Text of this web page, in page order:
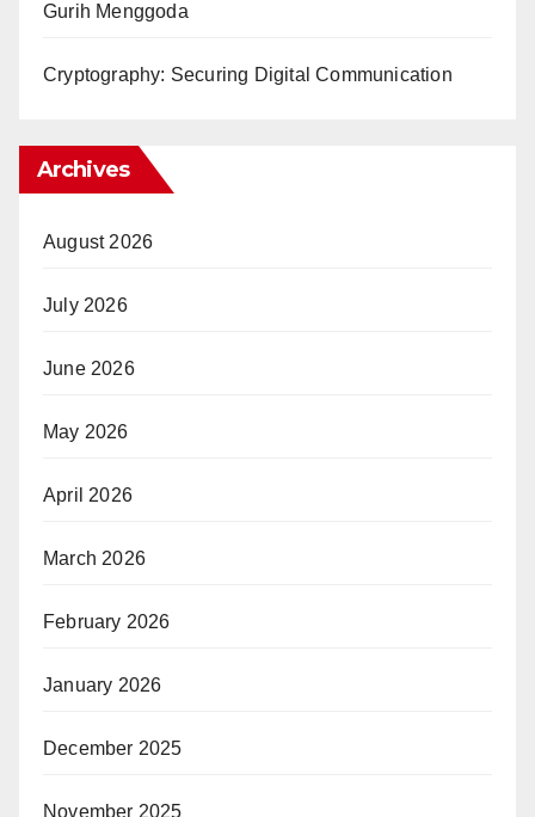
Gurih Menggoda
Cryptography: Securing Digital Communication
Archives
August 2026
July 2026
June 2026
May 2026
April 2026
March 2026
February 2026
January 2026
December 2025
November 2025